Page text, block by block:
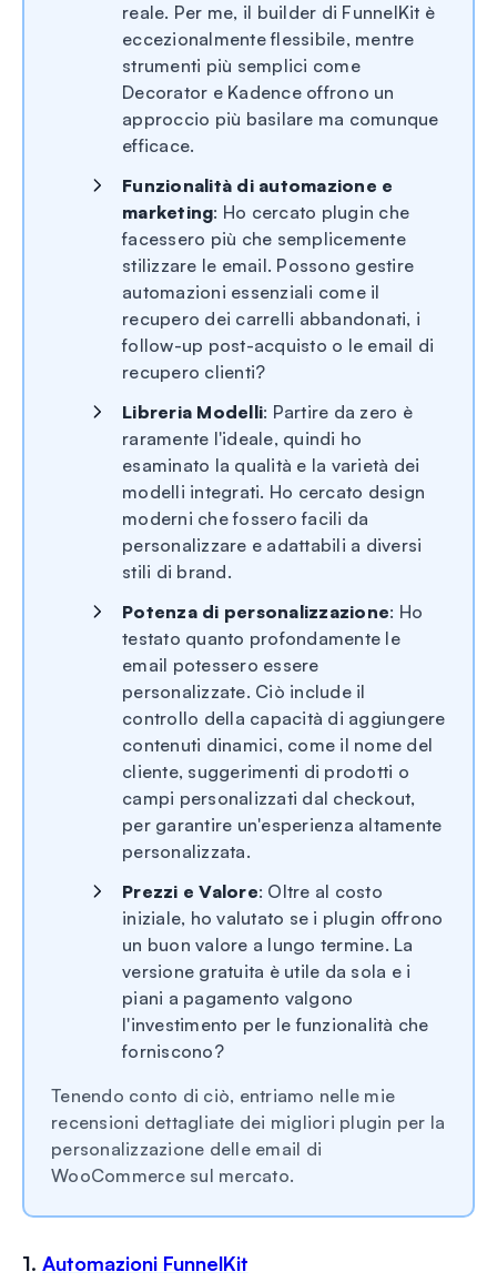
reale. Per me, il builder di FunnelKit è
eccezionalmente flessibile, mentre
strumenti più semplici come
Decorator e Kadence offrono un
approccio più basilare ma comunque
efficace.
Funzionalità di automazione e
marketing: Ho cercato plugin che
facessero più che semplicemente
stilizzare le email. Possono gestire
automazioni essenziali come il
recupero dei carrelli abbandonati, i
follow-up post-acquisto o le email di
recupero clienti?
Libreria Modelli: Partire da zero è
raramente l'ideale, quindi ho
esaminato la qualità e la varietà dei
modelli integrati. Ho cercato design
moderni che fossero facili da
personalizzare e adattabili a diversi
stili di brand.
Potenza di personalizzazione: Ho
testato quanto profondamente le
email potessero essere
personalizzate. Ciò include il
controllo della capacità di aggiungere
contenuti dinamici, come il nome del
cliente, suggerimenti di prodotti o
campi personalizzati dal checkout,
per garantire un'esperienza altamente
personalizzata.
Prezzi e Valore: Oltre al costo
iniziale, ho valutato se i plugin offrono
un buon valore a lungo termine. La
versione gratuita è utile da sola e i
piani a pagamento valgono
l'investimento per le funzionalità che
forniscono?
Tenendo conto di ciò, entriamo nelle mie
recensioni dettagliate dei migliori plugin per la
personalizzazione delle email di
WooCommerce sul mercato.
1. Automazioni FunnelKit